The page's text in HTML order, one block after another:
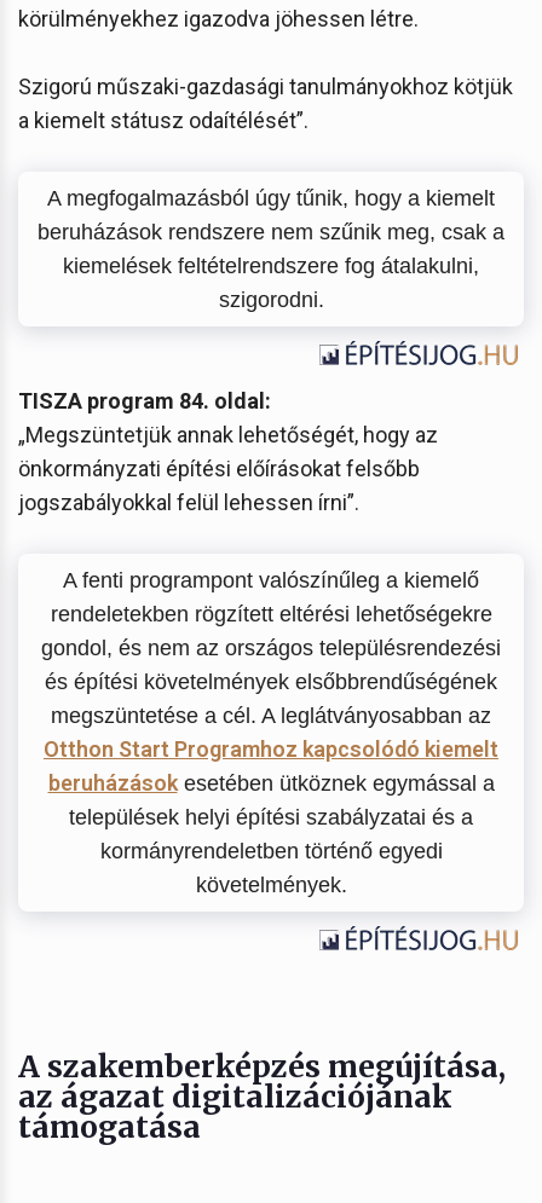
körülményekhez igazodva jöhessen létre.
Szigorú műszaki-gazdasági tanulmányokhoz kötjük
a kiemelt státusz odaítélését”.
A megfogalmazásból úgy tűnik, hogy a kiemelt
beruházások rendszere nem szűnik meg, csak a
kiemelések feltételrendszere fog átalakulni,
szigorodni.
TISZA program 84. oldal:
„Megszüntetjük annak lehetőségét, hogy az
önkormányzati építési előírásokat felsőbb
jogszabályokkal felül lehessen írni”.
A fenti programpont valószínűleg a kiemelő
rendeletekben rögzített eltérési lehetőségekre
gondol, és nem az országos településrendezési
és építési követelmények elsőbbrendűségének
megszüntetése a cél. A leglátványosabban az
Otthon Start Programhoz kapcsolódó kiemelt
beruházásokesetében ütköznek egymással a
települések helyi építési szabályzatai és a
kormányrendeletben történő egyedi
követelmények.
A szakemberképzés megújítása,
az ágazat digitalizációjának
támogatása